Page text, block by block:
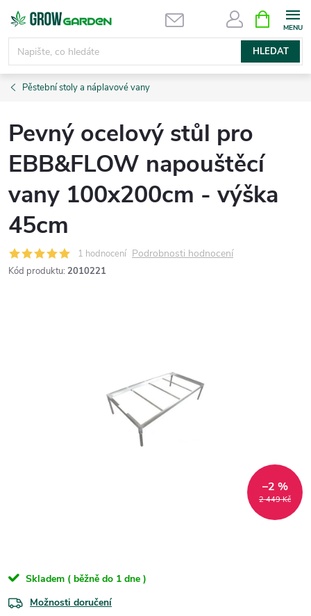
Přejít
obsah
HLEDAT
NÁKUPNÍ
KOŠÍK
Pěstební stoly a náplavové vany
Pevný ocelový stůl pro
EBB&FLOW napouštěcí
vany 100x200cm - výška
45cm
1 hodnocení Podrobnosti hodnocení
Kód produktu: 2010221
2 449 Kč
–2 %
Skladem ( běžně do 1 dne )
Možnosti doručení